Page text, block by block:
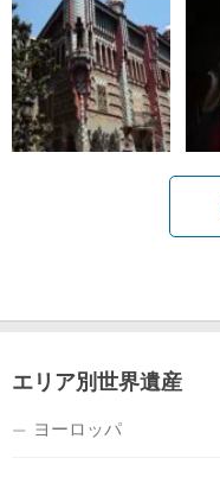
エリア別世界遺産
ヨーロッパ